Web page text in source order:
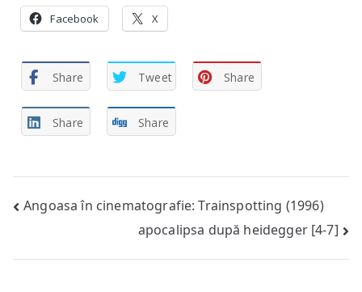
Facebook X
Share Tweet Share
Share Share
Post
navigation
Angoasa în cinematografie: Trainspotting (1996)
apocalipsa după heidegger [4-7]